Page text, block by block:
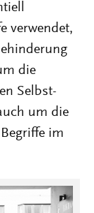
verwendet,
die
Selbst-
um die
im